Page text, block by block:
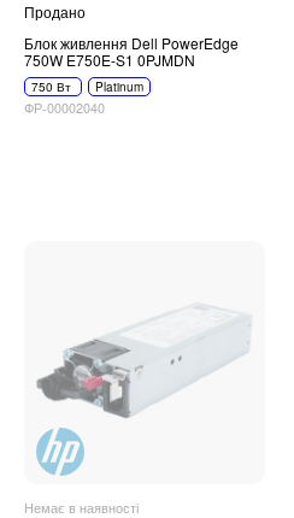
Продано
Блок живлення Dell PowerEdge
750W E750E-S1 0PJMDN
750 Вт Platinum
ФР-00002040
Немає в наявності